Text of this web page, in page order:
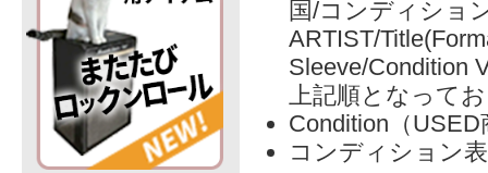
国/コンディショ
ARTIST/
Sleeve/Condition
上記順となって
Condition（
コンディション